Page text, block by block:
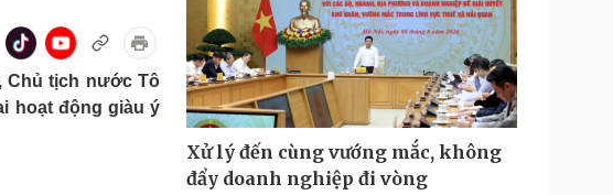
Giá cà phê
Doanh nghiệp
Thông tin doanh nghiệp
Doanh nghiệp 24h
Doanh nhân
Vì cộng đồng
Công nghệ
Sành điệu
Tin Công nghệ
Trải nghiệm
Chuyển đổi số
Chủ tịch nước Tô
hoạt động giàu ý
Xử lý đến cùng vướng mắc, không
đẩy doanh nghiệp đi vòng